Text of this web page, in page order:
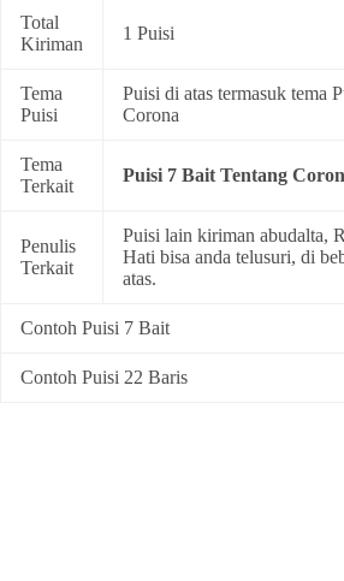
Total
Kiriman
1 Puisi
Tema
Puisi
Puisi di atas termasuk tema
Corona
Tema
Terkait
Puisi 7 Bait Tentang
Penulis
Terkait
Puisi lain kiriman abudalta,
Hati bisa anda telusuri, di
atas.
Contoh Puisi 7 Bait
Contoh Puisi 22 Baris